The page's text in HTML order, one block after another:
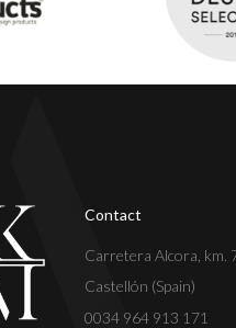
Contact
Carretera Alcora, km.
Castellón (Spain)
0034 964 913 171